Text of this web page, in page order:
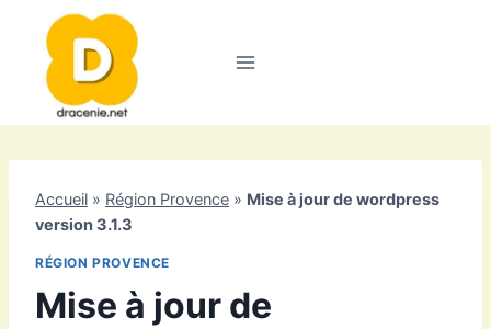
contenu
Accueil » Région Provence » Mise à jour de wordpress
version 3.1.3
RÉGION PROVENCE
Mise à jour de